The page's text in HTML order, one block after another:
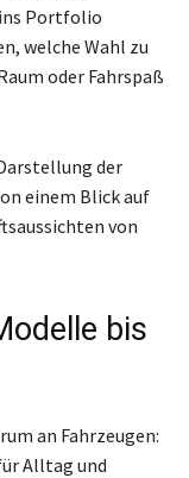
ins Portfolio
welche Wahl zu
oder Fahrspaß
der
einem Blick auf
von
bis
an Fahrzeugen:
Alltag und